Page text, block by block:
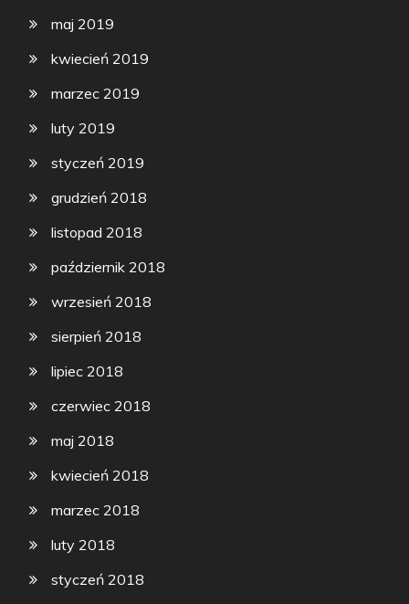
maj 2019
kwiecień 2019
marzec 2019
luty 2019
styczeń 2019
grudzień 2018
listopad 2018
październik 2018
wrzesień 2018
sierpień 2018
lipiec 2018
czerwiec 2018
maj 2018
kwiecień 2018
marzec 2018
luty 2018
styczeń 2018